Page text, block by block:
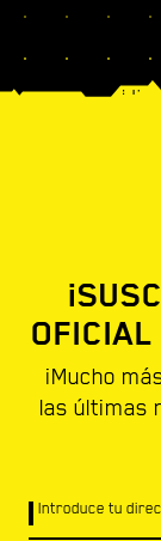
¡Mucho
las últimas
Introduce tu